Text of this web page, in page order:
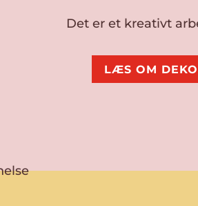
Det er et kreativt
LÆS OM